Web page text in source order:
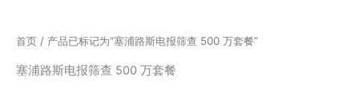
首页 / 产品已标记为“塞浦路斯电报筛查 500 万套餐”
塞浦路斯电报筛查 500 万套餐